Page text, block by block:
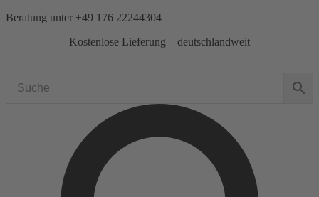
Zum
Beratung unter +49 176 22244304
Kostenlose Lieferung – deutschlandweit